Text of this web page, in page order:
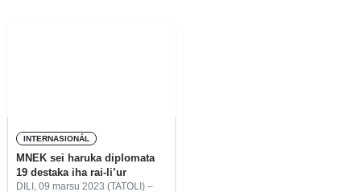
INTERNASIONÁL
MNEK sei haruka diplomata
19 destaka iha rai-li’ur
DILI, 09 marsu 2023 (TATOLI) –